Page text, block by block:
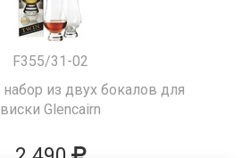
F355/31-02
из двух бокалов для
виски Glencairn